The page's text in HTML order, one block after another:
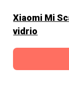
Xiaomi Mi
vidrio